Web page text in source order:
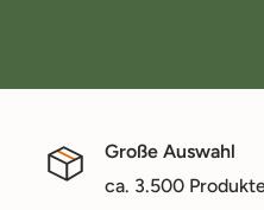
Große Auswahl
ca. 3.500